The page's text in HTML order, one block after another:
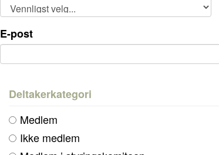
E-post
Deltakerkategori
Medlem
Ikke medlem